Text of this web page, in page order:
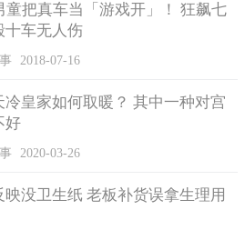
龙凤凰这种神话中的神兽确实存有，
一起发觉不上，终究厉史中也是真
童把真车当「游戏开」！ 狂飙七
十车无人伤
2018-07-16
冷皇家如何取暖？ 其中一种对宫
好
2020-03-26
映没卫生纸 老板补货误拿生理用